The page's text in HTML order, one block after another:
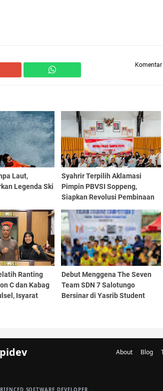
Komentar
Laut,
Legenda Ski
Syahrir Terpilih Aklamasi
Pimpin PBVSI Soppeng,
Siapkan Revolusi Pembinaan
Transparan
Ranting
C dan Kabag
Isyarat
Debut Menggena The Seven
Team SDN 7 Salotungo
Bersinar di Yasrib Student